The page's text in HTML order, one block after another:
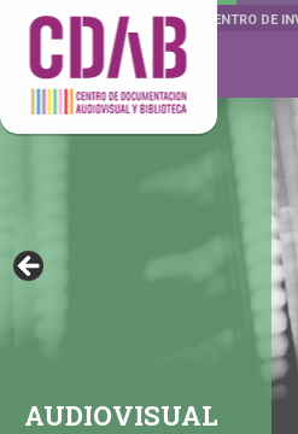
DOCUMENTA DRAMÁTICAS CENTRO DE
AUDIOVISUAL